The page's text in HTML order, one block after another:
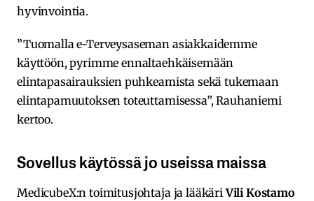
hyvinvointia.
”Tuomalla e-Terveysaseman asiakkaidemme
käyttöön, pyrimme ennaltaehkäisemään
elintapasairauksien puhkeamista sekä tukemaan
elintapamuutoksen toteuttamisessa”, Rauhaniemi
kertoo.
Sovellus käytössä jo useissa maissa
MedicubeX:n toimitusjohtaja ja lääkäriVili Kostamo